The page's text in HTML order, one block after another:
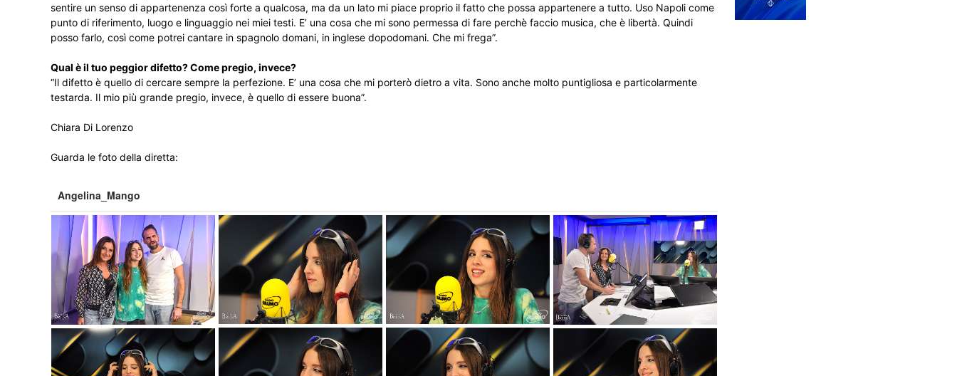
sentire un senso di appartenenza così forte a qualcosa, ma da un lato mi piace proprio il fatto che possa appartenere a tutto. Uso Napoli come
punto di riferimento, luogo e linguaggio nei miei testi. E’ una cosa che mi sono permessa di fare perchè faccio musica, che è libertà. Quindi
posso farlo, così come potrei cantare in spagnolo domani, in inglese dopodomani. Che mi frega”.
Qual è il tuo peggior difetto? Come pregio, invece?
“Il difetto è quello di cercare sempre la perfezione. E’ una cosa che mi porterò dietro a vita. Sono anche molto puntigliosa e particolarmente
testarda. Il mio più grande pregio, invece, è quello di essere buona”.
Chiara Di Lorenzo
Guarda le foto della diretta:
Angelina_Mango